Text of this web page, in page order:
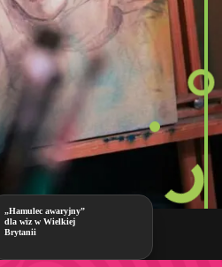
„Hamulec awaryjny”
dla wiz w Wielkiej
Brytanii